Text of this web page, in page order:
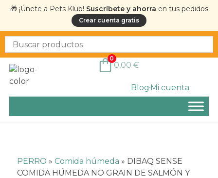
🎁 ¡Únete a Pets Klub! Suscríbete y ahorra en tus pedidos
Crear cuenta gratis
BlogMi cuenta
0
0,00 €
PERRO » Comida húmeda » DIBAQ SENSE
COMIDA HÚMEDA NO GRAIN DE SALMÓN Y